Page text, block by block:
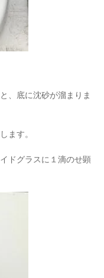
、底に沈砂が溜まりま
ます。
ドグラスに１滴のせ顕